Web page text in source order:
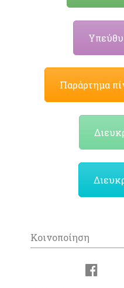
Παράρτημα
Κοινοποίηση